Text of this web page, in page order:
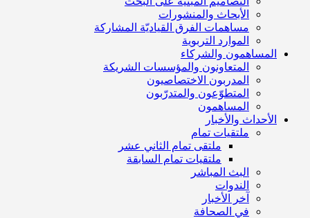
الأبحاث والمنشورات
مساهمات الفرق القياديّة المشاركة
الموارد التربوية
المساهمون والشركاء
المتعاونون والمؤسسات الشريكة
المدربون الاختصاصيون
المتطوّعون والمتدرّبون
المساهمون
الأحداث والأخبار
ملتقيات تمام
ملتقى تمام الثاني عشر
ملتقيات تمام السابقة
البث المباشر
الندوات
آخر الأخبار
في الصحافة